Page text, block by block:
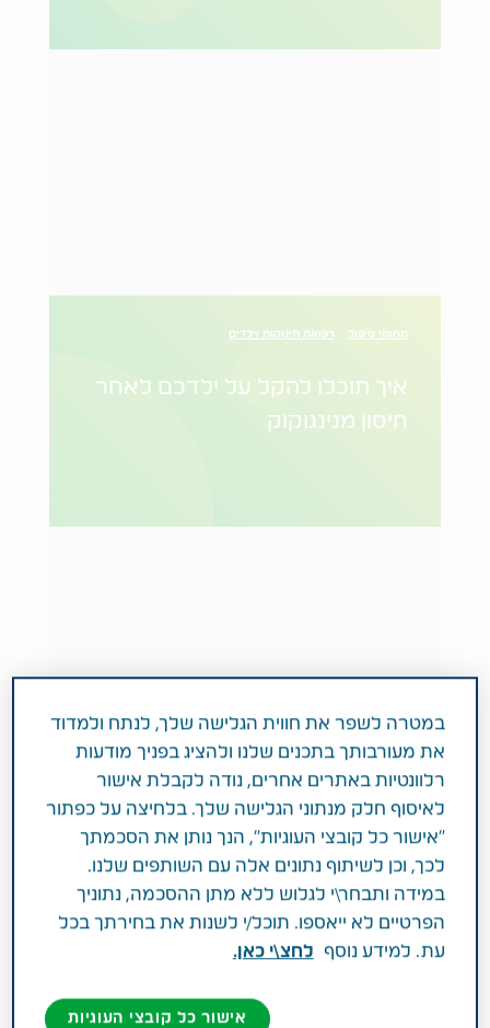
תחומי טיפול רפואת תינוקות וילדים
איך תוכלו להקל על ילדכם לאחר
חיסון מנינגוקוק
תחומי טיפול רפואת תינוקות וילדים
כאב גרון: הגורמים, התסמינים
והטיפולים השונים | טבע
במטרה לשפר את חווית הגלישה שלך, לנתח ולמדוד
את מעורבותך בתכנים שלנו ולהציג בפניך מודעות
רלוונטיות באתרים אחרים, נודה לקבלת אישור
לאיסוף חלק מנתוני הגלישה שלך. בלחיצה על כפתור
"אישור כל קובצי העוגיות", הנך נותן את הסכמתך
לכך, וכן לשיתוף נתונים אלה עם השותפים שלנו.
במידה ותבחר\י לגלוש ללא מתן ההסכמה, נתוניך
הפרטיים לא ייאספו. תוכל/י לשנות את בחירתך בכל
עת. למידע נוסף
לחצ\י כאן.
אישור כל קובצי העוגיות